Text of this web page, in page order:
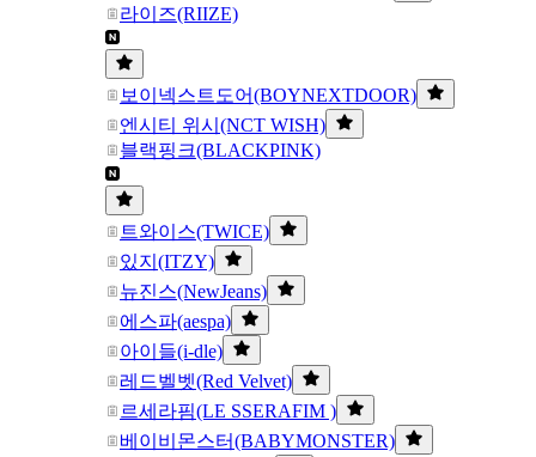
라이즈(RIIZE)
보이넥스트도어(BOYNEXTDOOR)
엔시티 위시(NCT WISH)
블랙핑크(BLACKPINK)
트와이스(TWICE)
있지(ITZY)
뉴진스(NewJeans)
에스파(aespa)
아이들(i-dle)
레드벨벳(Red Velvet)
르세라핌(LE SSERAFIM )
베이비몬스터(BABYMONSTER)